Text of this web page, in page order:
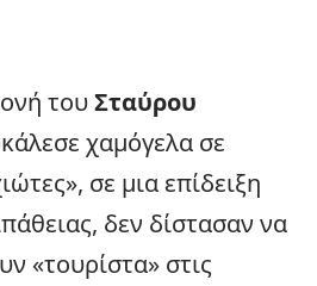
τουΣταύρου
χαμόγελα σε
σε μια επίδειξη
δεν δίστασαν να
«τουρίστα» στις